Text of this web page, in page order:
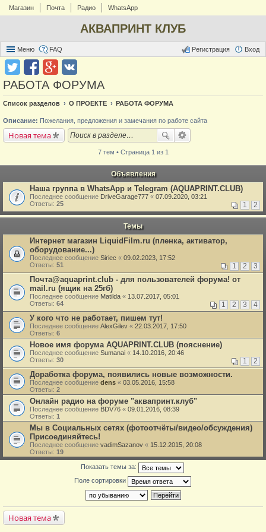
Магазин Почта Радио WhatsApp
АКВАПРИНТ КЛУБ
Меню FAQ Вход
Регистрация
РАБОТА ФОРУМА
Список разделов О ПРОЕКТЕ РАБОТА ФОРУМА
Описание: Пожелания, предложения и замечания по работе сайта
Новая тема
7 тем • Страница 1 из 1
Объявления
Наша группа в WhatsApp и Telegram (AQUAPRINT.CLUB)
Последнее сообщение DriveGarage777 « 07.09.2020, 03:21
Ответы: 25 1 2
Темы
Интернет магазин LiquidFilm.ru (пленка, активатор,
оборудование...)
Последнее сообщение Siriec « 09.02.2023, 17:52
Ответы: 51 1 2 3
Почта@aquaprint.club - для пользователей форума! от
mail.ru (ящик на 25гб)
Последнее сообщение Matilda « 13.07.2017, 05:01
Ответы: 64 1 2 3 4
У кого что не работает, пишем тут!
Последнее сообщение AlexGilev « 22.03.2017, 17:50
Ответы: 6
Новое имя форума AQUAPRINT.CLUB (пояснение)
Последнее сообщение Sumanai « 14.10.2016, 20:46
Ответы: 30 1 2
Доработка форума, появились новые возможности.
Последнее сообщение dens « 03.05.2016, 15:58
Ответы: 2
Онлайн радио на форуме "аквапринт.клуб"
Последнее сообщение BDV76 « 09.01.2016, 08:39
Ответы: 1
Мы в Социальных сетях (фотоотчёты/видео/обсуждения)
Присоединяйтесь!
Последнее сообщение vadimSazanov « 15.12.2015, 20:08
Ответы: 19
Показать темы за:
Поле сортировки
Новая тема